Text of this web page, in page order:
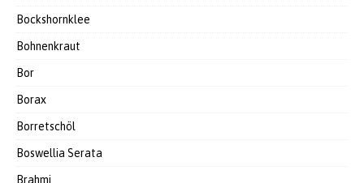
Bockshornklee
Bohnenkraut
Bor
Borax
Borretschöl
Boswellia Serata
Brahmi